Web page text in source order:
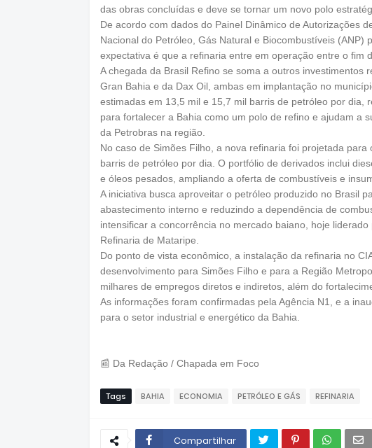
das obras concluídas e deve se tornar um novo polo
De acordo com dados do Painel Dinâmico de Autorizações
Nacional do Petróleo, Gás Natural e Biocombustíveis (ANP)
expectativa é que a refinaria entre em operação entre o fim
A chegada da Brasil Refino se soma a outros investimentos
Gran Bahia e da Dax Oil, ambas em implantação no
estimadas em 13,5 mil e 15,7 mil barris de petróleo por dia,
para fortalecer a Bahia como um polo de refino e ajudam a
da Petrobras na região.
No caso de Simões Filho, a nova refinaria foi projetada
barris de petróleo por dia. O portfólio de derivados inclui
e óleos pesados, ampliando a oferta de combustíveis e
A iniciativa busca aproveitar o petróleo produzido no Brasil
abastecimento interno e reduzindo a dependência de
intensificar a concorrência no mercado baiano, hoje
Refinaria de Mataripe.
Do ponto de vista econômico, a instalação da refinaria no
desenvolvimento para Simões Filho e para a Região
milhares de empregos diretos e indiretos, além do
As informações foram confirmadas pela Agência N1, e a
para o setor industrial e energético da Bahia.
📰 Da Redação / Chapada em Foco
Tags BAHIA ECONOMIA PETRÓLEO E GÁS REFINARIA
Compartilhar